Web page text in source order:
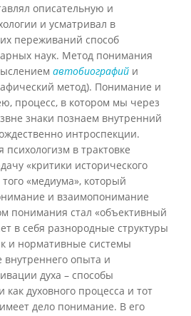
описательную и
и усматривал в
переживаний способ
наук. Метод понимания
автобиографий и
метод). Понимание и
процесс, в котором мы через
знаки познаем внутренний
интроспекции.
в трактовке
«критики исторического
«медиума», который
и взаимопонимание
понимания стал «объективный
в себя разнородные структуры
и нормативные системы
опыта и
духа – способы
духовного процесса и тот
дело понимание. В его